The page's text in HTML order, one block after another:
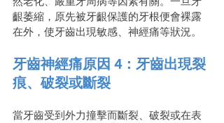
齦萎縮，原先被牙齦保護的牙根便會裸露
在外，使牙齒出現敏感、神經痛等狀況。
牙齒神經痛原因 4：牙齒出現裂
痕、破裂或斷裂
當牙齒受到外力撞擊而斷裂、破裂或在表